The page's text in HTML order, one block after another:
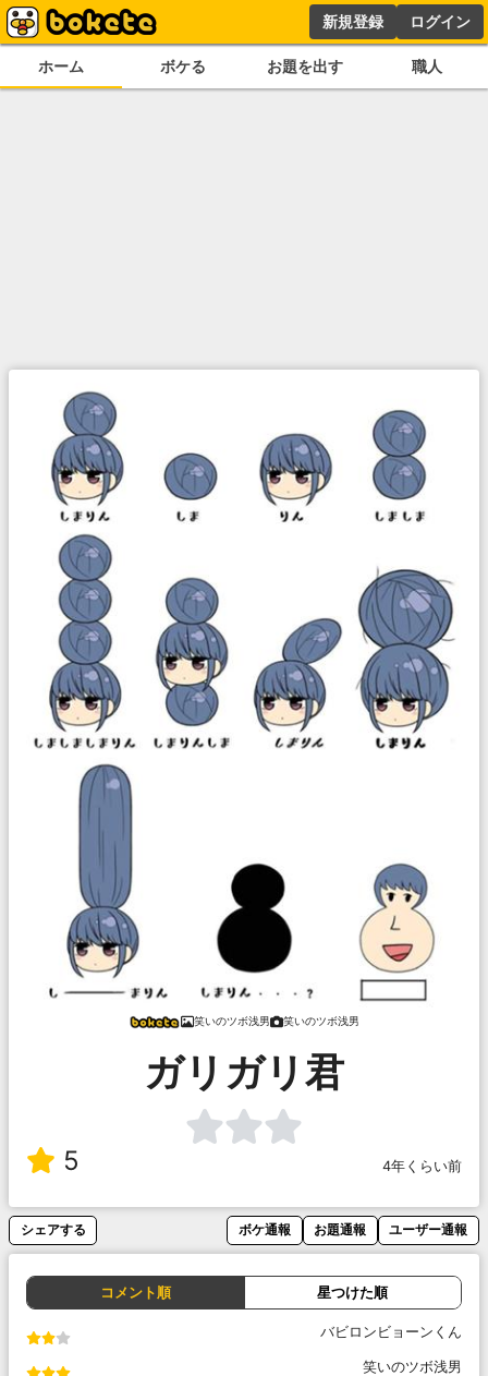
新規登録 ログイン
ホーム ボケる お題を出す 職人
笑いのツボ浅男 笑いのツボ浅男
ガリガリ君
5 4年くらい前
シェアする ボケ通報 お題通報 ユーザー通報
コメント順 星つけた順
バビロンビョーンくん
笑いのツボ浅男